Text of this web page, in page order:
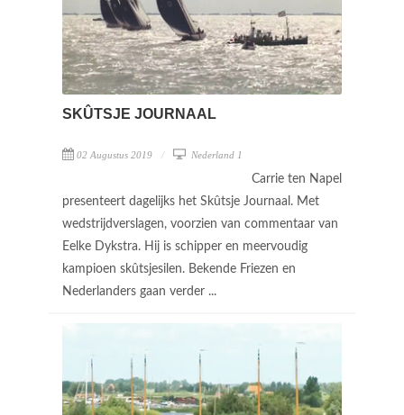
SKÛTSJE JOURNAAL
02 Augustus 2019 Nederland 1
Carrie ten Napel
presenteert dagelijks het Skûtsje Journaal. Met
wedstrijdverslagen, voorzien van commentaar van
Eelke Dykstra. Hij is schipper en meervoudig
kampioen skûtsjesilen. Bekende Friezen en
Nederlanders gaan verder ...